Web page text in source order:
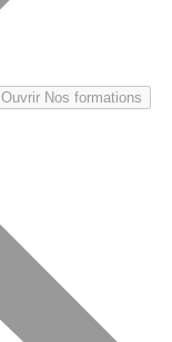
Ouvrir Nos formations